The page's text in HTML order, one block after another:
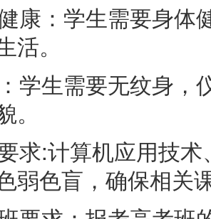
康：学生需要身体
活。
学生需要无纹身，
求:计算机应用技
弱色盲，确保相关